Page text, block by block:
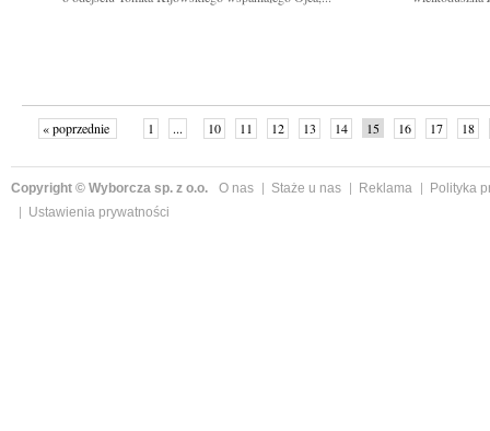
« poprzednie 1 ... 10 11 12 13 14 15 16 17
18
Copyright © Wyborcza sp. z o.o. O nas Staże u nas Reklama
Polityka
Ustawienia prywatności